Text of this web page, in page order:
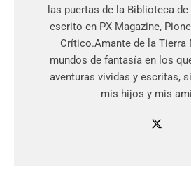
las puertas de la Biblioteca
escrito en PX Magazine,
Crítico.Amante de la Tierra
mundos de fantasía en los
aventuras vividas y escritas,
mis hijos y mis